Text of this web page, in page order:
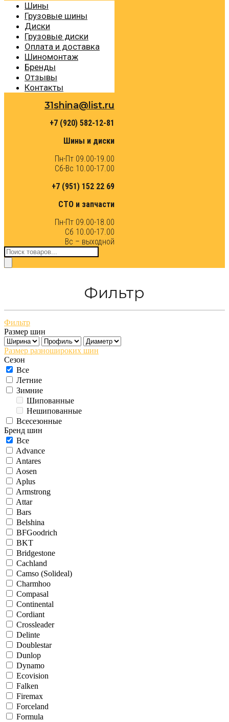
Шины
Грузовые шины
Диски
Грузовые диски
Оплата и доставка
Шиномонтаж
Бренды
Отзывы
Контакты
31shina@list.ru
+7 (920) 582-12-81
Шины и диски
Пн-Пт 09.00-19.00
Сб-Вс 10.00-17.00
+7 (951) 152 22 69
СТО и запчасти
Пн-Пт 09.00-18.00
Сб 10.00-17.00
Вс – выходной
Поиск
товаров
Фильтр
Фильтр
Размер шин
Размер разношироких шин
Сезон
Все
Летние
Зимние
Шипованные
Нешипованные
Всесезонные
Бренд шин
Все
Advance
Antares
Aosen
Aplus
Armstrong
Attar
Bars
Belshina
BFGoodrich
BKT
Bridgestone
Cachland
Camso (Solideal)
Charmhoo
Compasal
Continental
Cordiant
Crossleader
Delinte
Doublestar
Dunlop
Dynamo
Ecovision
Falken
Firemax
Forceland
Formula